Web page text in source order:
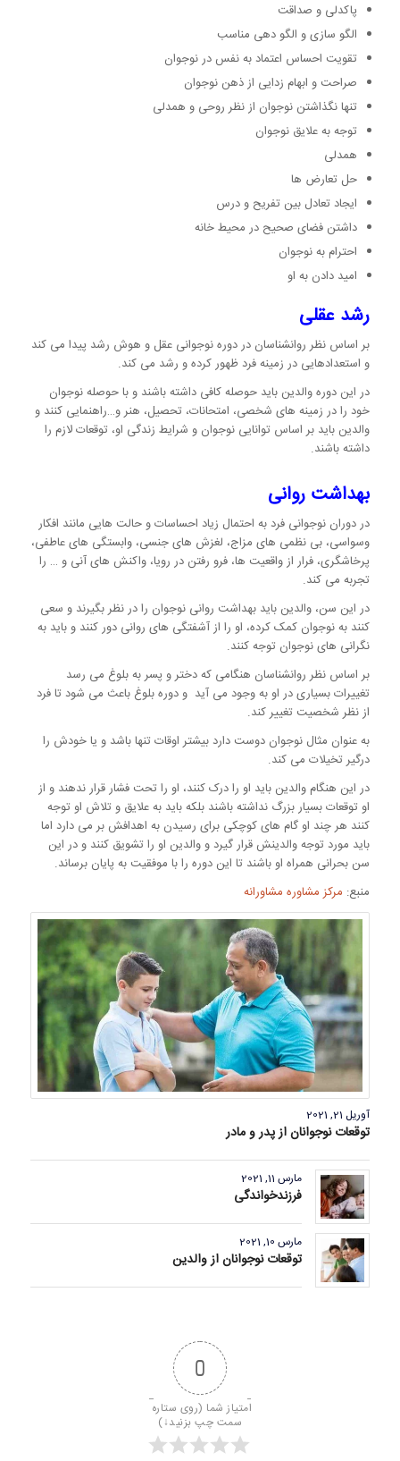
پاکدلی و صداقت
الگو سازی و الگو دهی مناسب
تقویت احساس اعتماد به نفس در نوجوان
صراحت و ابهام زدایی از ذهن نوجوان
تنها نگذاشتن نوجوان از نظر روحی و همدلی
توجه به علایق نوجوان
همدلی
حل تعارض ها
ایجاد تعادل بین تفریح و درس
داشتن فضای صحیح در محیط خانه
احترام به نوجوان
امید دادن به او
رشد عقلی
بر اساس نظر روانشناسان در دوره نوجوانی عقل و هوش رشد پیدا می کند
و استعدادهایی در زمینه فرد ظهور کرده و رشد می کند.
در این دوره والدین باید حوصله کافی داشته باشند و با حوصله نوجوان
خود را در زمینه های شخصی، امتحانات، تحصیل، هنر و…راهنمایی کنند و
والدین باید بر اساس توانایی نوجوان و شرایط زندگی او، توقعات لازم را
داشته باشند.
بهداشت روانی
در دوران نوجوانی فرد به احتمال زیاد احساسات و حالت هایی مانند افکار
وسواسی، بی نظمی های مزاج، لغزش های جنسی، وابستگی های عاطفی،
پرخاشگری، فرار از واقعیت ها، فرو رفتن در رویا، واکنش های آنی و … را
تجربه می کند.
در این سن، والدین باید بهداشت روانی نوجوان را در نظر بگیرند و سعی
کنند به نوجوان کمک کرده، او را از آشفتگی های روانی دور کنند و باید به
نگرانی های نوجوان توجه کنند.
بر اساس نظر روانشناسان هنگامی که دختر و پسر به بلوغ می رسد
تغییرات بسیاری در او به وجود می آید و دوره بلوغ باعث می شود تا فرد
از نظر شخصیت تغییر کند.
به عنوان مثال نوجوان دوست دارد بیشتر اوقات تنها باشد و یا خودش را
درگیر تخیلات می کند.
در این هنگام والدین باید او را درک کنند، او را تحت فشار قرار ندهند و از
او توقعات بسیار بزرگ نداشته باشند بلکه باید به علایق و تلاش او توجه
کنند هر چند او گام های کوچکی برای رسیدن به اهدافش بر می دارد اما
باید مورد توجه والدینش قرار گیرد و والدین او را تشویق کنند و در این
سن بحرانی همراه او باشند تا این دوره را با موفقیت به پایان برساند.
منبع: مرکز مشاوره مشاورانه
آوریل 21, 2021
توقعات نوجوانان از پدر و مادر
مارس 11, 2021
فرزندخواندگی
مارس 10, 2021
توقعات نوجوانان از والدین
0
امتیاز شما (روی ستاره
سمت چپ بزنید↓)